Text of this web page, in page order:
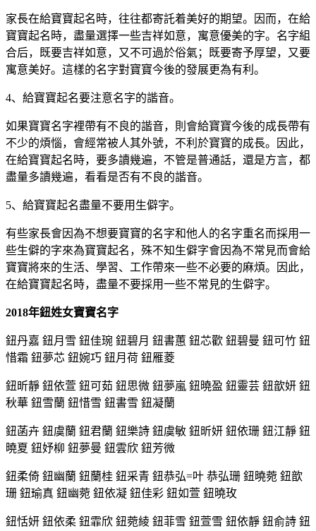
家長在給寶寶起名時，往往都寄託着美好的期望。因而，在給
寶寶起名時，盡量選擇一些吉祥如意，寓意優美的字。名字組
合后，既要吉祥如意，又不可過於俗氣；既要寄予厚望，又要
寓意美好。這樣的名字對寶寶今後的發展更為有利。
4、給寶寶起名要注意名字的諧音。
如果寶寶名字裡帶有不良的諧音，則會給寶寶今後的成長帶有
不少的煩惱，會經常被人其外號，不利於寶寶的成長。因此，
在給寶寶起名時，要多讀幾遍，不管是普通話，還是方言，都
盡量多讀幾遍，看看是否有不良的諧音。
5、給寶寶起名盡量不要用生僻字。
有些家長會因為不想要寶寶的名字和他人的名字重名而採用一
些生僻的字來為寶寶起名，殊不知生僻字會因為不常見而會給
寶寶將來的生活、學習、工作帶來一些不必要的麻煩。因此，
在給寶寶起名時，盡量不要採用一些不常見的生僻字。
2018年鈕姓女寶寶名字
鈕丹嘉 鈕月雪 鈕佳琬 鈕碧月 鈕書蕙 鈕芯歡 鈕碧曼 鈕可竹 鈕
惜霜 鈕夢芯 鈕婉巧 鈕月荷 鈕雁菱
鈕昕靜 鈕依萱 鈕可茹 鈕思微 鈕夢嵐 鈕曉盈 鈕靈芸 鈕歆妍 鈕
秋華 鈕雪蘭 鈕惜雪 鈕書雪 鈕凝蘭
鈕菡卉 鈕虞蘭 鈕君蘭 鈕樂詩 鈕虞敏 鈕昕妍 鈕依珊 鈕江靜 鈕
曉夏 鈕妤柳 鈕夢曼 鈕雲欣 鈕芳微
鈕柔倚 鈕幽蘭 鈕蘭桂 鈕采青 鈕恭弘=叶 恭弘珊 鈕曉菀 鈕歆
珊 鈕瑜真 鈕幽菀 鈕依凝 鈕佳彩 鈕如萱 鈕曉玫
鈕恬妍 鈕依柔 鈕霏欣 鈕菀綾 鈕菲雪 鈕萱雪 鈕依靜 鈕俞詩 鈕